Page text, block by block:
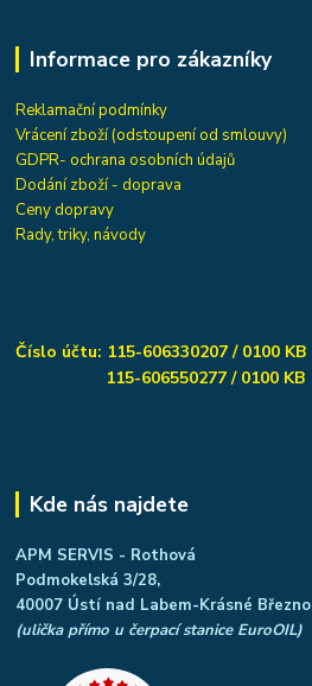
Informace pro zákazníky
Reklamační podmínky
Vrácení zboží (odstoupení od smlouvy)
GDPR- ochrana osobních údajů
Dodání zboží - doprava
Ceny dopravy
Rady, triky, návody
Číslo účtu: 115-606330207 / 0100 KB
115-606550277 / 0100 KB
Kde nás najdete
APM SERVIS - Rothová
Podmokelská 3/28,
40007 Ústí nad Labem-Krásné Březno
(ulička přímo u čerpací stanice EuroOIL)